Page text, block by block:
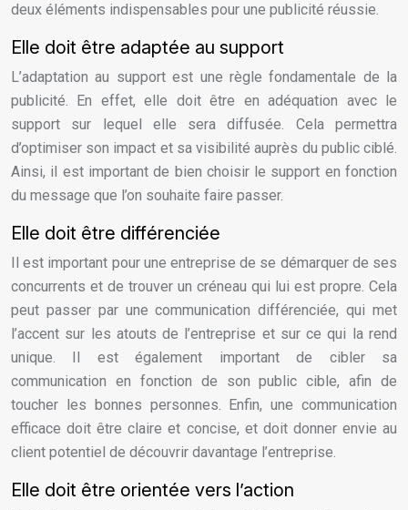
deux éléments indispensables pour une publicité réussie.
Elle doit être adaptée au support
L’adaptation au support est une règle fondamentale de la
publicité. En effet, elle doit être en adéquation avec le
support sur lequel elle sera diffusée. Cela permettra
d’optimiser son impact et sa visibilité auprès du public ciblé.
Ainsi, il est important de bien choisir le support en fonction
du message que l’on souhaite faire passer.
Elle doit être différenciée
Il est important pour une entreprise de se démarquer de ses
concurrents et de trouver un créneau qui lui est propre. Cela
peut passer par une communication différenciée, qui met
l’accent sur les atouts de l’entreprise et sur ce qui la rend
unique. Il est également important de cibler sa
communication en fonction de son public cible, afin de
toucher les bonnes personnes. Enfin, une communication
efficace doit être claire et concise, et doit donner envie au
client potentiel de découvrir davantage l’entreprise.
Elle doit être orientée vers l’action